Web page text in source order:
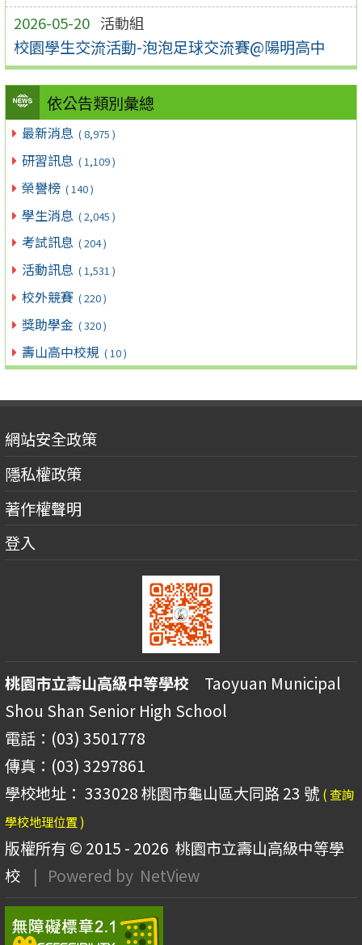
2026-05-20 活動組
校園學生交流活動-泡泡足球交流賽@陽明高中
依公告類別彙總
最新消息 ( 8,975 )
研習訊息 ( 1,109 )
榮譽榜 ( 140 )
學生消息 ( 2,045 )
考試訊息 ( 204 )
活動訊息 ( 1,531 )
校外競賽 ( 220 )
獎助學金 ( 320 )
壽山高中校規 ( 10 )
網站安全政策
隱私權政策
著作權聲明
登入
桃園市立壽山高級中等學校 Taoyuan Municipal
Shou Shan Senior High School
電話：(03) 3501778
傳真：(03) 3297861
學校地址： 333028 桃園市龜山區大同路 23 號 ( 查詢
學校地理位置 )
版權所有 © 2015 - 2026 桃園市立壽山高級中等學
校
| Powered by NetView